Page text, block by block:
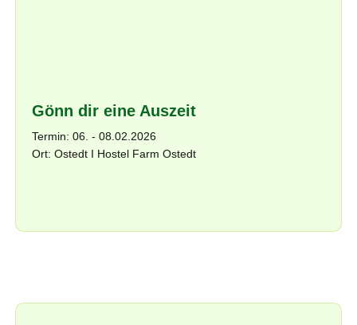
Gönn dir eine Auszeit
Termin: 06. - 08.02.2026
Ort: Ostedt I Hostel Farm Ostedt